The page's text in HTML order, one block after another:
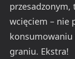
wcięciem – nie
konsumowaniu
graniu. Ekstra!